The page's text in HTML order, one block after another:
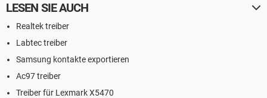
LESEN SIE AUCH
Realtek treiber
Labtec treiber
Samsung kontakte exportieren
Ac97 treiber
Treiber für Lexmark X5470